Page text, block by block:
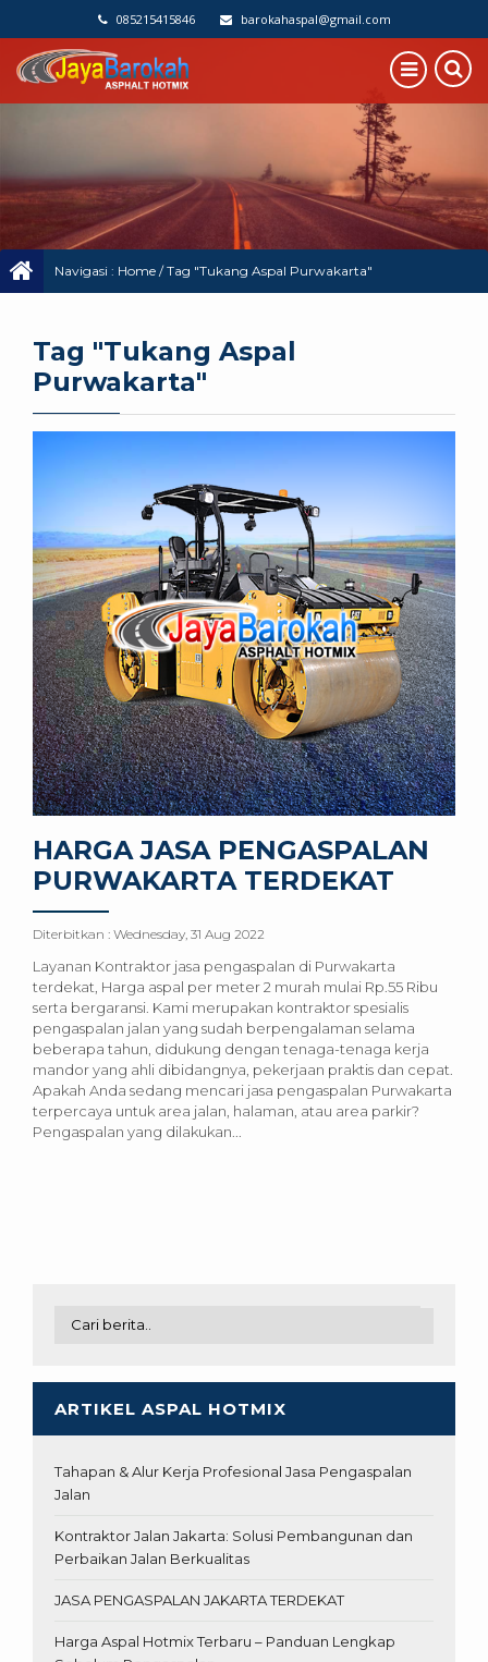
085215415846 barokahaspal@gmail.com
Navigasi : Home /Tag "Tukang Aspal Purwakarta"
Tag "Tukang Aspal
Purwakarta"
HARGA JASA PENGASPALAN
PURWAKARTA TERDEKAT
Diterbitkan : Wednesday, 31 Aug 2022
Layanan Kontraktor jasa pengaspalan di Purwakarta
terdekat, Harga aspal per meter 2 murah mulai Rp.55 Ribu
serta bergaransi. Kami merupakan kontraktor spesialis
pengaspalan jalan yang sudah berpengalaman selama
beberapa tahun, didukung dengan tenaga-tenaga kerja
mandor yang ahli dibidangnya, pekerjaan praktis dan cepat.
Apakah Anda sedang mencari jasa pengaspalan Purwakarta
terpercaya untuk area jalan, halaman, atau area parkir?
Pengaspalan yang dilakukan...
ARTIKEL ASPAL HOTMIX
Tahapan & Alur Kerja Profesional Jasa Pengaspalan
Jalan
Kontraktor Jalan Jakarta: Solusi Pembangunan dan
Perbaikan Jalan Berkualitas
JASA PENGASPALAN JAKARTA TERDEKAT
Harga Aspal Hotmix Terbaru – Panduan Lengkap